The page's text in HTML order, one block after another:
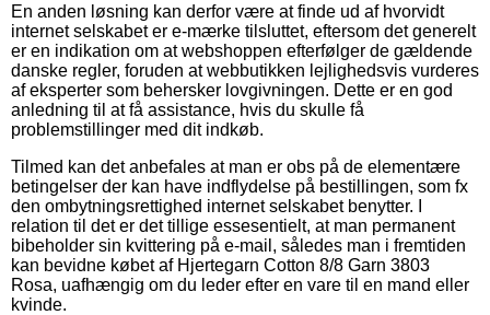
En anden løsning kan derfor være at finde ud af hvorvidt
internet selskabet er e-mærke tilsluttet, eftersom det generelt
er en indikation om at webshoppen efterfølger de gældende
danske regler, foruden at webbutikken lejlighedsvis vurderes
af eksperter som behersker lovgivningen. Dette er en god
anledning til at få assistance, hvis du skulle få
problemstillinger med dit indkøb.
Tilmed kan det anbefales at man er obs på de elementære
betingelser der kan have indflydelse på bestillingen, som fx
den ombytningsrettighed internet selskabet benytter. I
relation til det er det tillige essesentielt, at man permanent
bibeholder sin kvittering på e-mail, således man i fremtiden
kan bevidne købet af Hjertegarn Cotton 8/8 Garn 3803
Rosa, uafhængig om du leder efter en vare til en mand eller
kvinde.